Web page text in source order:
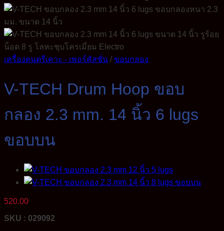
เครื่องดนตรีเคาะ - เพอร์คัสชั่น / ขอบกลอง
V-TECH Drum Hoop ขอบ
กลอง 2.3 mm. 14 นิ้ว 6 lugs
ขอบบน
520.00
SKU : 029092